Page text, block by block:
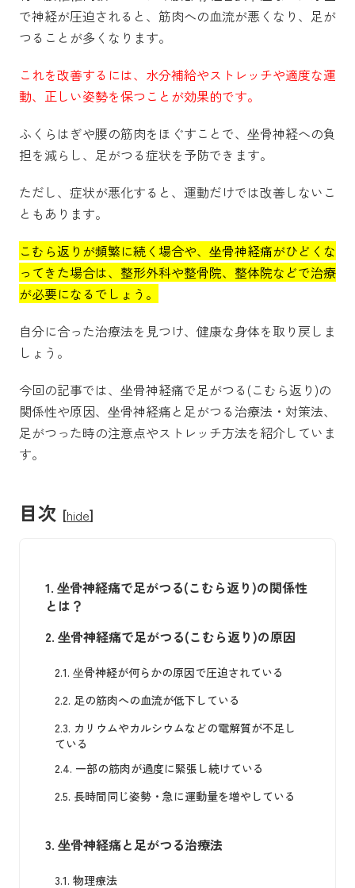
で神経が圧迫されると、筋肉への血流が悪くなり、足が
つることが多くなります。
これを改善するには、水分補給やストレッチや適度な運
動、正しい姿勢を保つことが効果的です。
ふくらはぎや腰の筋肉をほぐすことで、坐骨神経への負
担を減らし、足がつる症状を予防できます。
ただし、症状が悪化すると、運動だけでは改善しないこ
ともあります。
こむら返りが頻繁に続く場合や、坐骨神経痛がひどくな
ってきた場合は、整形外科や整骨院、整体院などで治療
が必要になるでしょう。
自分に合った治療法を見つけ、健康な身体を取り戻しま
しょう。
今回の記事では、 坐骨神経痛で足がつる(こむら返り)の
関係性や原因、坐骨神経痛と足がつる治療法・対策法、
足がつった時の注意点やストレッチ方法を紹介していま
す。
目次 [hide]
1. 坐骨神経痛で足がつる(こむら返り)の関係性
とは？
2. 坐骨神経痛で足がつる(こむら返り)の原因
2.1. 坐骨神経が何らかの原因で圧迫されている
2.2. 足の筋肉への血流が低下している
2.3. カリウムやカルシウムなどの電解質が不足し
ている
2.4. 一部の筋肉が過度に緊張し続けている
2.5. 長時間同じ姿勢・急に運動量を増やしている
3. 坐骨神経痛と足がつる治療法
3.1. 物理療法